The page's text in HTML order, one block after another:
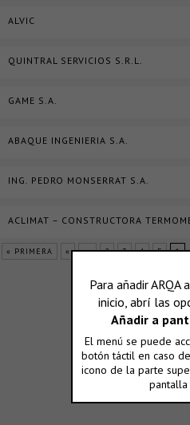
ALVIC
QUINTRAL SERVICIOS S.R.L.
GAME S.A.
ABAQUE INGENIERIA S.A.
ING. PEDRO MONSERRAT S.A.
ACLIMAT – CONSTRUCTORA
« PRIMERA « ... 2 3 4 5 6